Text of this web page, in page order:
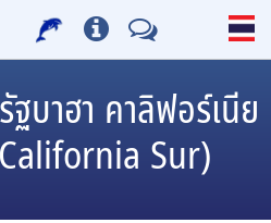
บาฮา คาลิฟอร์เนีย
Sur)